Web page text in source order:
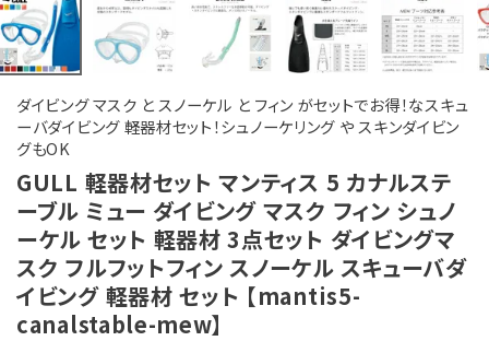
ダイビング マスク と スノーケル と フィン がセットでお得！なスキュ
ーバダイビング 軽器材セット！シュノーケリング や スキンダイビン
グもOK
GULL 軽器材セット マンティス 5 カナルステ
ーブル ミュー ダイビング マスク フィン シュノ
ーケル セット 軽器材 3点セット ダイビングマ
スク フルフットフィン スノーケル スキューバダ
イビング 軽器材 セット 【mantis5-
canalstable-mew】